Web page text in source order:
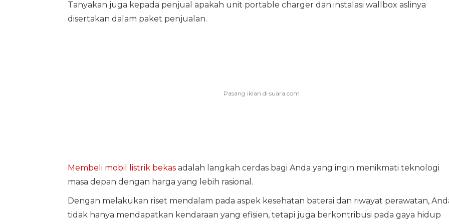
Tanyakan juga kepada penjual apakah unit portable charger dan instalasi wallbox aslinya
disertakan dalam paket penjualan.
Membeli mobil listrik bekasadalah langkah cerdas bagi Anda yang ingin menikmati teknologi
masa depan dengan harga yang lebih rasional.
Dengan melakukan riset mendalam pada aspek kesehatan baterai dan riwayat perawatan,
tidak hanya mendapatkan kendaraan yang efisien, tetapi juga berkontribusi pada gaya hidup